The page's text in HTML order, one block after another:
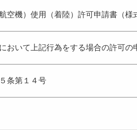
空機）使用（着陸）許可申請書（様
おいて上記行為をする場合の許可の
条第１４号